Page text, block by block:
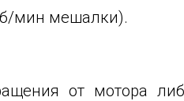
мин мешалки).
от мотора